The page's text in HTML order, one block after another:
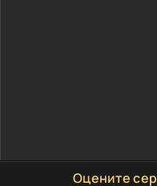
Оцените
1 2 3 4